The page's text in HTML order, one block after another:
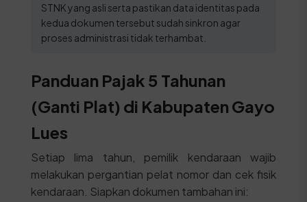
STNK yang asli serta pastikan data identitas pada
kedua dokumen tersebut sudah sinkron agar
proses administrasi tidak terhambat.
Panduan Pajak 5 Tahunan
(Ganti Plat) di Kabupaten Gayo
Lues
Setiap lima tahun, pemilik kendaraan wajib
melakukan pergantian pelat nomor dan cek fisik
kendaraan. Siapkan dokumen tambahan ini: